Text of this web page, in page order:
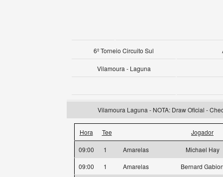
6º Torneio Circuito Sul
Vilamoura - Laguna
Vilamoura Laguna - NOTA: Draw Oficial -
Hora Tee Jogador
09:00 1 Amarelas
Michael Hay
09:00
1 Amarelas
Bernard